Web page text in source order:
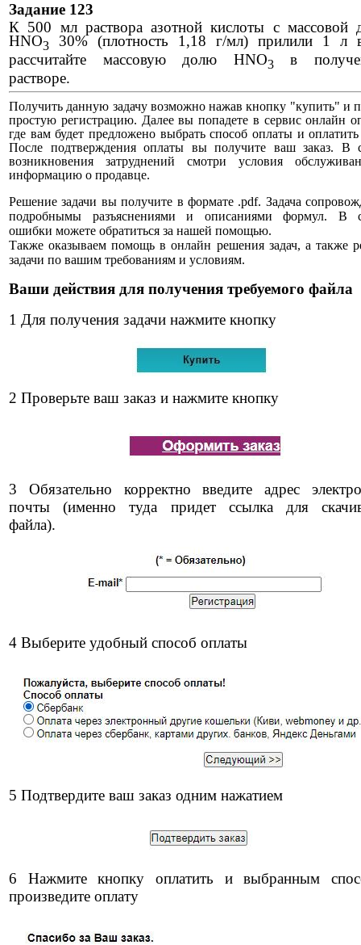
Задание 123
К 500 мл раствора азотной кислоты с массовой
HNO3
30% (плотность 1,18 г/мл) прилили 1 л
рассчитайте массовую долю HNO3
в
растворе.
Получить данную задачу возможно нажав кнопку "купить" и
простую регистрацию. Далее вы попадете в сервис онлайн
где вам будет предложено выбрать способ оплаты и оплатить
После подтверждения оплаты вы получите ваш заказ. В
возникновения затруднений смотри условия
информацию о продавце.
Решение задачи вы получите в формате .pdf. Задача
подробнымы разъяснениями и описаниями формул. В
ошибки можете обратиться за нашей помощью.
Также оказываем помощь в онлайн решения задач, а также
задачи по вашим требованиям и условиям.
Ваши действия для получения требуемого файла
1 Для получения задачи нажмите кнопку
2 Проверьте ваш заказ и нажмите кнопку
3 Обязательно корректно введите адрес
почты (именно туда придет ссылка для
файла).
4 Выберите удобный способ оплаты
5 Подтвердите ваш заказ одним нажатием
6 Нажмите кнопку оплатить и выбранным
произведите оплату